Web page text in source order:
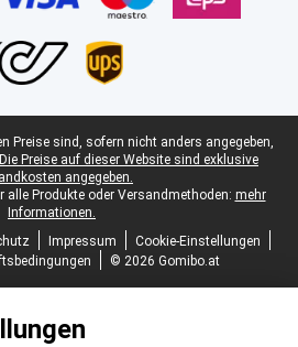
Preise sind, sofern nicht anders angegeben,
Die Preise auf dieser Website sind exklusive
angegeben.
alle Produkte oder Versandmethoden: mehr
Informationen.
Impressum
Cookie-Einstellungen
© 2026 Gomibo.at